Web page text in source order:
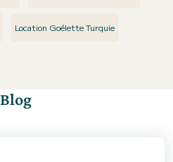
Location Goélette Turquie
Blog